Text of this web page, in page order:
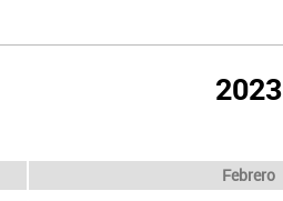
2023
Febrero